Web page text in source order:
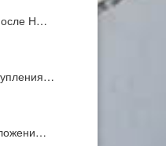
Н…